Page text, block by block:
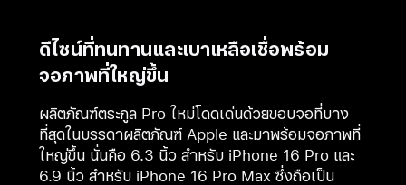
ดีไซน์ที่ทนทานและเบาเหลือเชื่อพร้อม
จอภาพที่ใหญ่ขึ้น
ผลิตภัณฑ์ตระกูล Pro ใหม่โดดเด่นด้วยขอบจอที่บาง
ที่สุดในบรรดาผลิตภัณฑ์ Apple และมาพร้อมจอภาพที่
ใหญ่ขึ้น นั่นคือ 6.3 นิ้ว สำหรับ iPhone 16 Pro และ
6.9 นิ้ว สำหรับ iPhone 16 Pro Max ซึ่งถือเป็น